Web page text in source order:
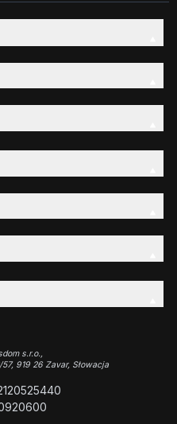
s.r.o.,
919 26 Zavar, Słowacja